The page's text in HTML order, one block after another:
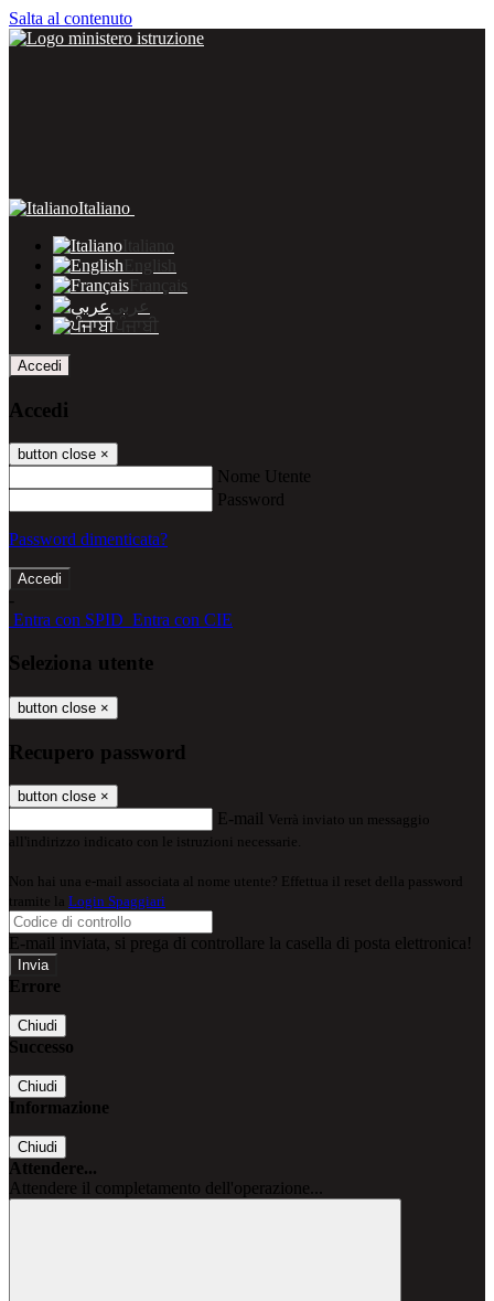
Salta al contenuto
Italiano
Italiano
English
Français
عربى
ਪੰਜਾਬੀ
Accedi
Accedi
button close ×
Nome Utente
Password
Password dimenticata?
-
Entra con SPID Entra con CIE
Seleziona utente
button close ×
Recupero password
button close ×
E-mail Verrà inviato un messaggio
all'indirizzo indicato con le istruzioni necessarie.
Non hai una e-mail associata al nome utente? Effettua il reset della password
tramite la Login Spaggiari
E-mail inviata, si prega di controllare la casella di posta elettronica!
Errore
Chiudi
Successo
Chiudi
Informazione
Chiudi
Attendere...
Attendere il completamento dell'operazione...